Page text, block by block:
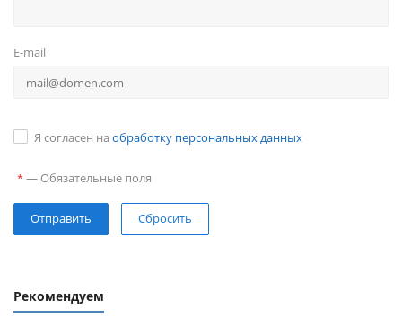
E-mail
Я согласен на обработку персональных данных
* — Обязательные поля
Сбросить
Рекомендуем